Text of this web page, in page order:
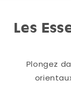
Les
Plongez